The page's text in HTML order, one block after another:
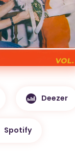
Deezer
Spotify